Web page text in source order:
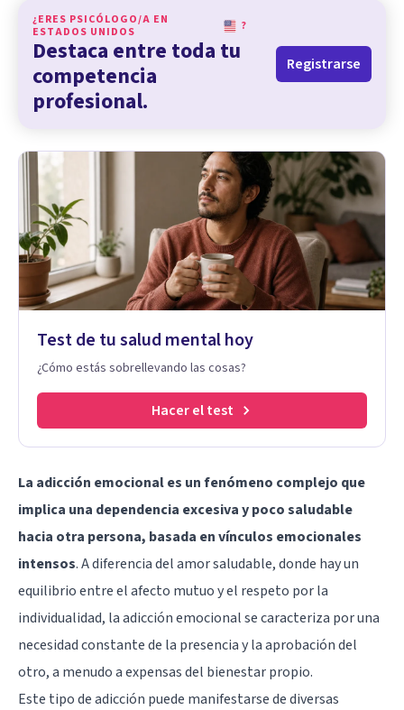
¿ERES PSICÓLOGO/A EN
ESTADOS UNIDOS
?
Destaca entre toda tu
competencia
profesional.
Registrarse
Test de tu salud mental hoy
¿Cómo estás sobrellevando las cosas?
Hacer el test
La adicción emocional es un fenómeno complejo que
implica una dependencia excesiva y poco saludable
hacia otra persona, basada en vínculos emocionales
intensos. A diferencia del amor saludable, donde hay un
equilibrio entre el afecto mutuo y el respeto por la
individualidad, la adicción emocional se caracteriza por una
necesidad constante de la presencia y la aprobación del
otro, a menudo a expensas del bienestar propio.
Este tipo de adicción puede manifestarse de diversas